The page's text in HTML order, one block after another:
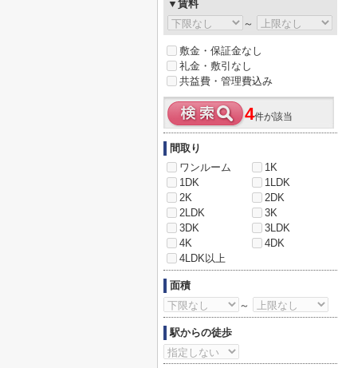
▼賃料
～
敷金・保証金なし
礼金・敷引なし
共益費・管理費込み
4件が該当
間取り
ワンルーム
1K
1DK
1LDK
2K
2DK
2LDK
3K
3DK
3LDK
4K
4DK
4LDK以上
面積
～
駅からの徒歩